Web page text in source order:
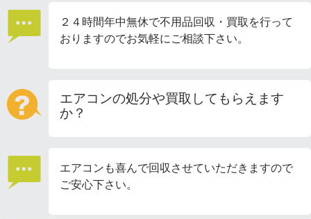
２４時間年中無休で不用品回収・買取を行って
おりますのでお気軽にご相談下さい。
エアコンの処分や買取してもらえます
か？
エアコンも喜んで回収させていただきますので
ご安心下さい。